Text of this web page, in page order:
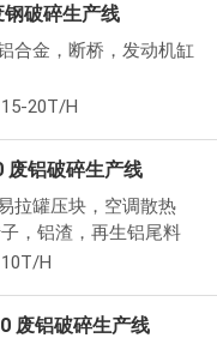
破碎生产线
合金，断桥，发动机缸
20T/H
废铝破碎生产线
拉罐压块，空调散热
，铝渣，再生铝尾料
H
废铝破碎生产线